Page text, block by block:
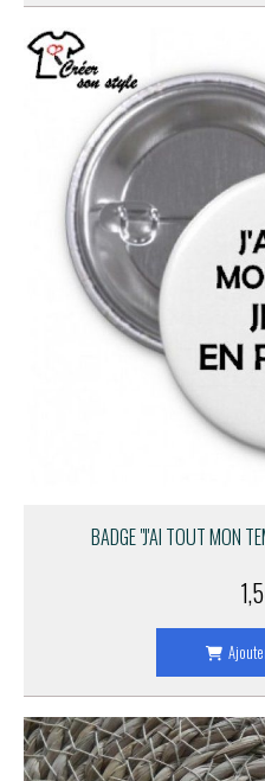
BADGE "J'AI TOUT MON